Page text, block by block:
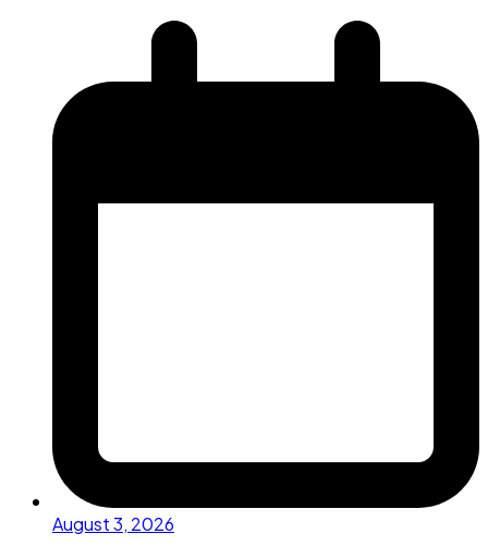
August 3, 2026